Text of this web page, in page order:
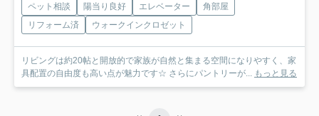
ペット相談 陽当り良好 エレベーター
角部屋
リフォーム済
ウォークインクロゼット
リビングは約20帖と開放的で家族が自然と集まる空間になりやすく、家
具配置の自由度も高い点が魅力です☆ さらにパントリーが...
もっと見る